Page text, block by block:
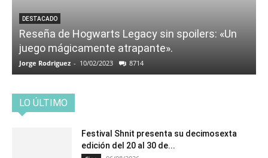
DESTACADO
Reseña de Hogwarts Legacy sin spoilers: «Un
juego mágicamente atrapante».
Jorge Rodriguez - 10/02/2023 8714
LO ÚLTIMO
Festival Shnit presenta su decimosexta
edición del 20 al 30 de...